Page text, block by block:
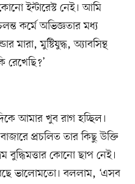
ইন্টারেস্ট নেই। আমি
কর্মে অভিজ্ঞতার মধ্য
মারা, মুষ্টিযুদ্ধ, অ্যাবসিন্থ
রেখেছি?’
আমার খুব রাগ হচ্ছিল।
প্রচলিত তার কিছু উক্তি
বুদ্ধিমত্তার কোনো ছাপ নেই।
ভালোমতো। বললাম, ‘এসব